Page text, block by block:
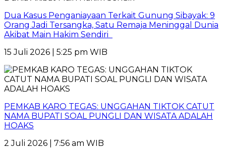
Dua Kasus Penganiayaan Terkait Gunung Sibayak: 9
Orang Jadi Tersangka, Satu Remaja Meninggal Dunia
Akibat Main Hakim Sendiri
15 Juli 2026 | 5:25 pm WIB
PEMKAB KARO TEGAS: UNGGAHAN TIKTOK CATUT
NAMA BUPATI SOAL PUNGLI DAN WISATA ADALAH
HOAKS
2 Juli 2026 | 7:56 am WIB